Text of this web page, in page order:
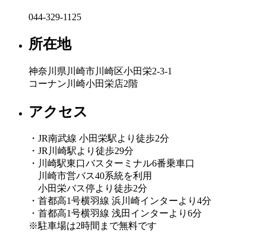
044-329-1125
所在地
神奈川県川崎市川崎区小田栄2-3-1
コーナン川崎小田栄店2階
アクセス
・JR南武線 小田栄駅より徒歩2分
・JR川崎駅より徒歩29分
・川崎駅東口バスターミナル6番乗車口
川崎市営バス40系統を利用
小田栄バス停より徒歩2分
・首都高1号横羽線 浜川崎インターより4分
・首都高1号横羽線 浅田インターより6分
※駐車場は2時間まで無料です